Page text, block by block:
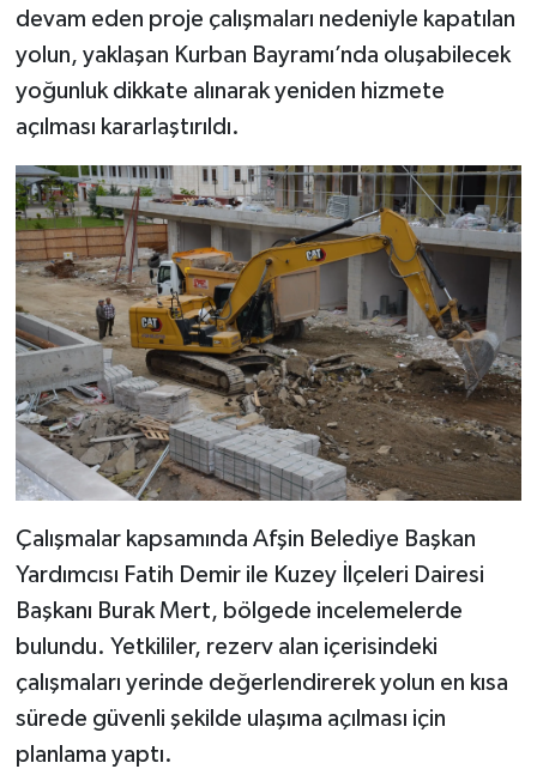
devam eden proje çalışmaları nedeniyle kapatılan
yolun, yaklaşan Kurban Bayramı’nda oluşabilecek
yoğunluk dikkate alınarak yeniden hizmete
açılması kararlaştırıldı.
Çalışmalar kapsamında Afşin Belediye Başkan
Yardımcısı Fatih Demir ile Kuzey İlçeleri Dairesi
Başkanı Burak Mert, bölgede incelemelerde
bulundu. Yetkililer, rezerv alan içerisindeki
çalışmaları yerinde değerlendirerek yolun en kısa
sürede güvenli şekilde ulaşıma açılması için
planlama yaptı.